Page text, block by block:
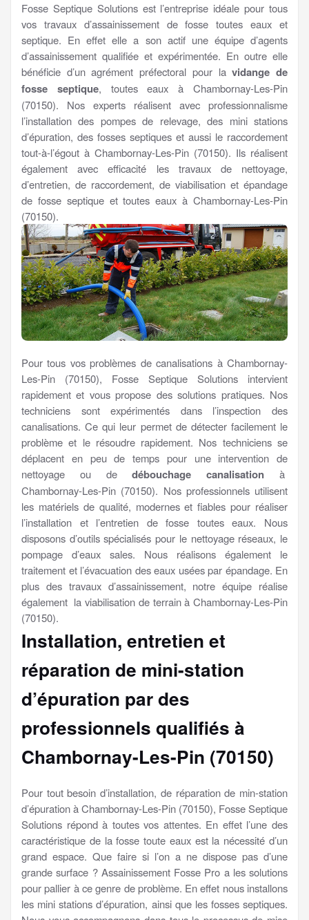
Fosse Septique Solutions est l’entreprise idéale pour tous
vos travaux d’assainissement de fosse toutes eaux et
septique. En effet elle a son actif une équipe d’agents
d’assainissement qualifiée et expérimentée. En outre elle
bénéficie d’un agrément préfectoral pour lavidange de
fosse septique, toutes eaux à Chambornay-Les-Pin
(70150). Nos experts réalisent avec professionnalisme
l’installation des pompes de relevage, des mini stations
d’épuration, des fosses septiques et aussi le raccordement
tout-à-l’égout à Chambornay-Les-Pin (70150). Ils réalisent
également avec efficacité les travaux de nettoyage,
d’entretien, de raccordement, de viabilisation et épandage
de fosse septique et toutes eaux à Chambornay-Les-Pin
(70150).
Pour tous vos problèmes de canalisations à Chambornay-
Les-Pin (70150), Fosse Septique Solutions intervient
rapidement et vous propose des solutions pratiques. Nos
techniciens sont expérimentés dans l’inspection des
canalisations. Ce qui leur permet de détecter facilement le
problème et le résoudre rapidement. Nos techniciens se
déplacent en peu de temps pour une intervention de
nettoyage ou dedébouchage canalisation à
Chambornay-Les-Pin (70150). Nos professionnels utilisent
les matériels de qualité, modernes et fiables pour réaliser
l’installation et l’entretien de fosse toutes eaux. Nous
disposons d’outils spécialisés pour le nettoyage réseaux, le
pompage d’eaux sales. Nous réalisons également le
traitement et l’évacuation des eaux usées par épandage. En
plus des travaux d’assainissement, notre équipe réalise
également la viabilisation de terrain à Chambornay-Les-Pin
(70150).
Installation, entretien et
réparation de mini-station
d’épuration par des
professionnels qualifiés à
Chambornay-Les-Pin (70150)
Pour tout besoin d’installation, de réparation de min-station
d’épuration à Chambornay-Les-Pin (70150), Fosse Septique
Solutions répond à toutes vos attentes. En effet l’une des
caractéristique de la fosse toute eaux est la nécessité d’un
grand espace. Que faire si l’on a ne dispose pas d’une
grande surface ? Assainissement Fosse Pro a les solutions
pour pallier à ce genre de problème. En effet nous installons
les mini stations d’épuration, ainsi que les fosses septiques.